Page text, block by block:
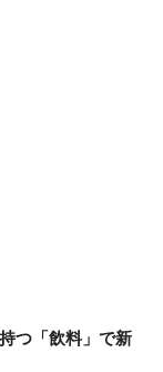
つ「飲料」で新